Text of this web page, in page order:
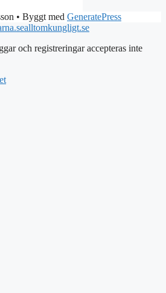
• Byggt med GeneratePress
alltomkungligt.se
och registreringar accepteras inte